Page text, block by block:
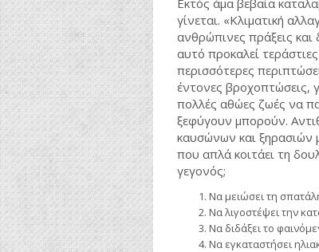
Εκτός άμα βεβαία
γίνεται. «Κλιματική
ανθρώπινες πράξεις
αυτό προκαλεί
περισσότερες
έντονες βροχοπτώσεις,
πολλές αθώες ζωές να
ξεφύγουν μπορούν.
καυσώνων και ξηρασιών
που απλά κοιτάει τη
γεγονός;
Να μειώσει τη
Να λιγοστέψει την
Να διδάξει το
Να εγκαταστήσει